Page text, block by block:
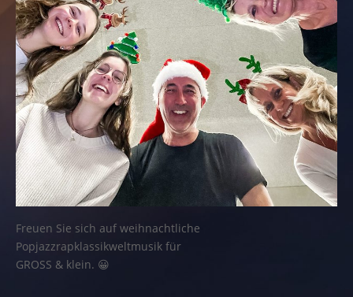
Freuen Sie sich auf weihnachtliche
Popjazzrapklassikweltmusik für
GROSS & klein. 😀